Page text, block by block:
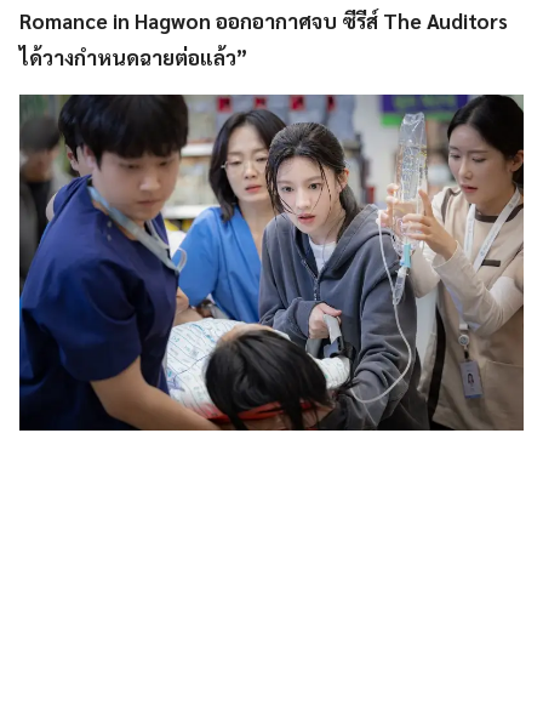
Romance in Hagwon ออกอากาศจบ ซีรีส์ The Auditors
ได้วางกำหนดฉายต่อแล้ว”